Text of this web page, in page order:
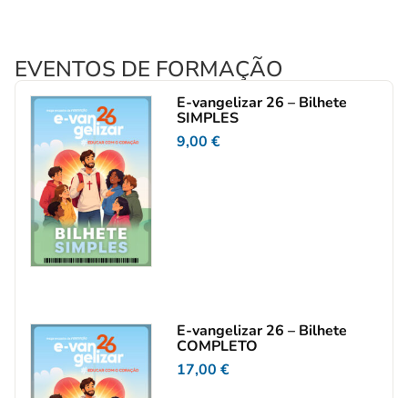
EVENTOS DE FORMAÇÃO
E-vangelizar 26 – Bilhete
SIMPLES
9,00 €
E-vangelizar 26 – Bilhete
COMPLETO
17,00 €